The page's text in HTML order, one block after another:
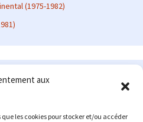
aux
les cookies pour stocker et/ou accéder
(1975-1982)
ancienne depuis de
à partager ma passion sur